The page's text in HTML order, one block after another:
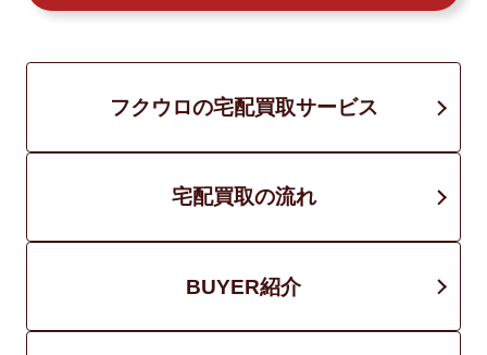
フクウロの宅配買取サービス
宅配買取の流れ
BUYER紹介